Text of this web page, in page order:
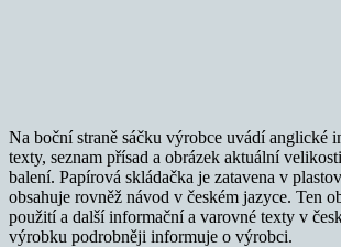
Na boční straně sáčku výrobce uvádí anglické
texty, seznam přísad a obrázek aktuální
balení. Papírová skládačka je zatavena v
obsahuje rovněž návod v českém jazyce. Ten
použití a další informační a varovné texty v
výrobku podrobněji informuje o výrobci.